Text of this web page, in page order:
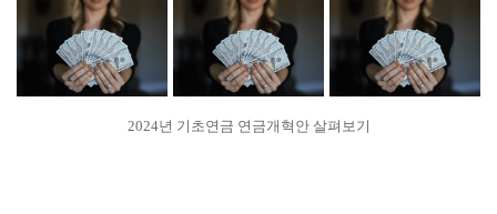
2024년 기초연금 연금개혁안 살펴보기